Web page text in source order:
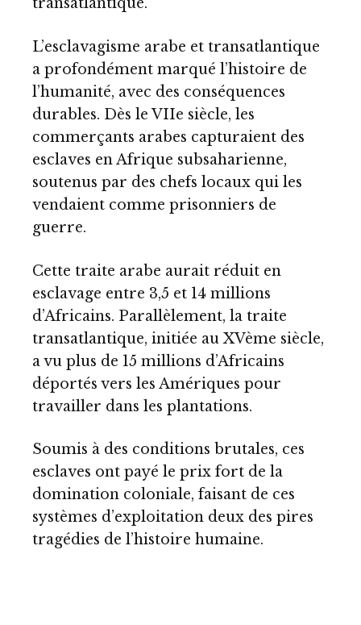
transatlantique.
L’esclavagisme arabe et transatlantique
a profondément marqué l’histoire de
l’humanité, avec des conséquences
durables. Dès le VIIe siècle, les
commerçants arabes capturaient des
esclaves en Afrique subsaharienne,
soutenus par des chefs locaux qui les
vendaient comme prisonniers de
guerre.
Cette traite arabe aurait réduit en
esclavage entre 3,5 et 14 millions
d’Africains. Parallèlement, la traite
transatlantique, initiée au XVème siècle,
a vu plus de 15 millions d’Africains
déportés vers les Amériques pour
travailler dans les plantations.
Soumis à des conditions brutales, ces
esclaves ont payé le prix fort de la
domination coloniale, faisant de ces
systèmes d’exploitation deux des pires
tragédies de l’histoire humaine.